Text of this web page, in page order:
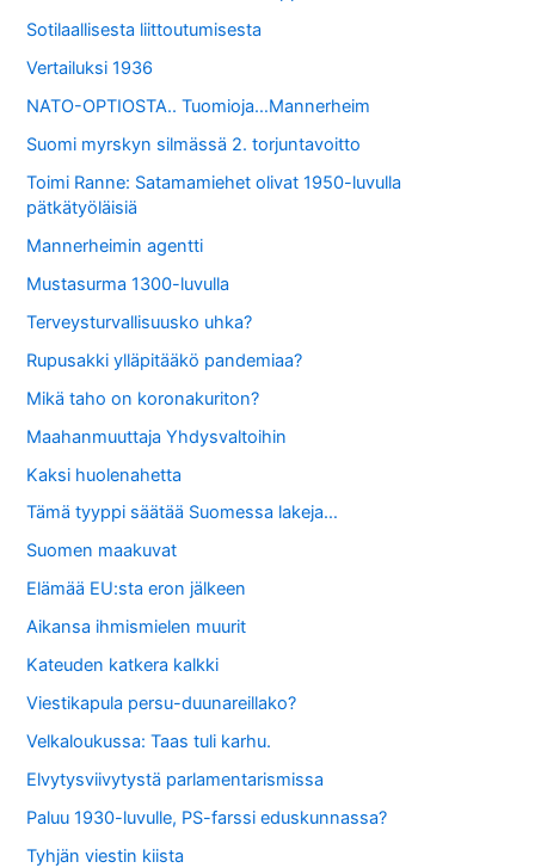
Sotilaallisesta liittoutumisesta
Vertailuksi 1936
NATO-OPTIOSTA.. Tuomioja…Mannerheim
Suomi myrskyn silmässä 2. torjuntavoitto
Toimi Ranne: Satamamiehet olivat 1950-luvulla
pätkätyöläisiä
Mannerheimin agentti
Mustasurma 1300-luvulla
Terveysturvallisuusko uhka?
Rupusakki ylläpitääkö pandemiaa?
Mikä taho on koronakuriton?
Maahanmuuttaja Yhdysvaltoihin
Kaksi huolenahetta
Tämä tyyppi säätää Suomessa lakeja…
Suomen maakuvat
Elämää EU:sta eron jälkeen
Aikansa ihmismielen muurit
Kateuden katkera kalkki
Viestikapula persu-duunareillako?
Velkaloukussa: Taas tuli karhu.
Elvytysviivytystä parlamentarismissa
Paluu 1930-luvulle, PS-farssi eduskunnassa?
Tyhjän viestin kiista